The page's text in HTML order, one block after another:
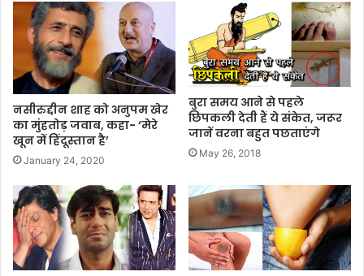
नसीरुद्दीन शाह को अनुपम खेर
का मुंहतोड़ जवाब, कहा- ‘मेरे
खून में हिंदूस्तान है’
January 24, 2020
बुरा समय आने से पहले
छिपकली देती हैं ये संकेत, जरूर
जानें वरना बहुत पछताएंगे
May 26, 2018